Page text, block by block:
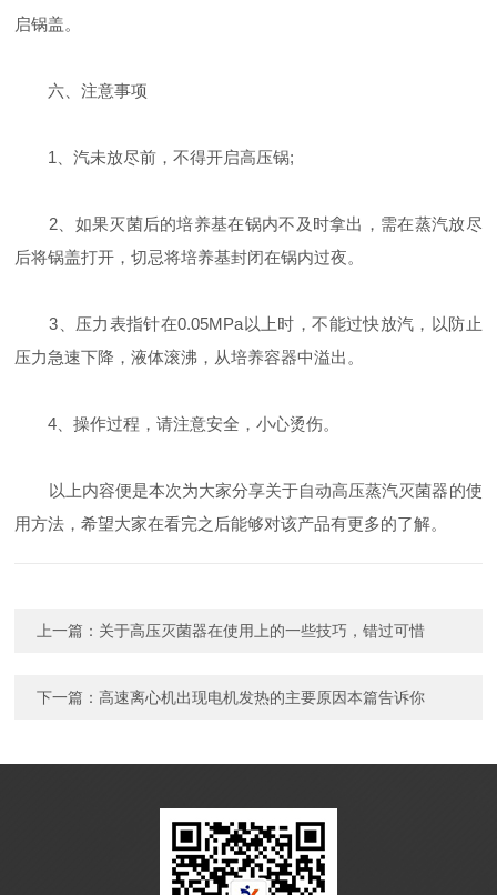
启锅盖。
六、注意事项
1、汽未放尽前，不得开启高压锅;
2、如果灭菌后的培养基在锅内不及时拿出，需在蒸汽放尽
后将锅盖打开，切忌将培养基封闭在锅内过夜。
3、压力表指针在0.05MPa以上时，不能过快放汽，以防止
压力急速下降，液体滚沸，从培养容器中溢出。
4、操作过程，请注意安全，小心烫伤。
以上内容便是本次为大家分享关于自动高压蒸汽灭菌器的使
用方法，希望大家在看完之后能够对该产品有更多的了解。
上一篇： 关于高压灭菌器在使用上的一些技巧，错过可惜
下一篇：高速离心机出现电机发热的主要原因本篇告诉你